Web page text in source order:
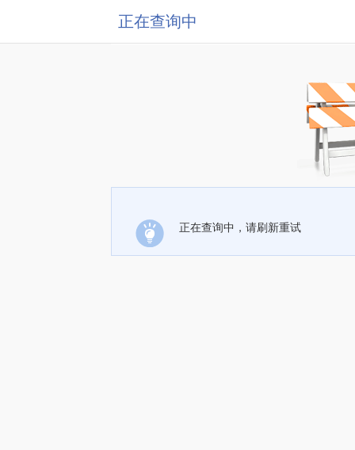
正在查询中
正在查询中，请刷新重试